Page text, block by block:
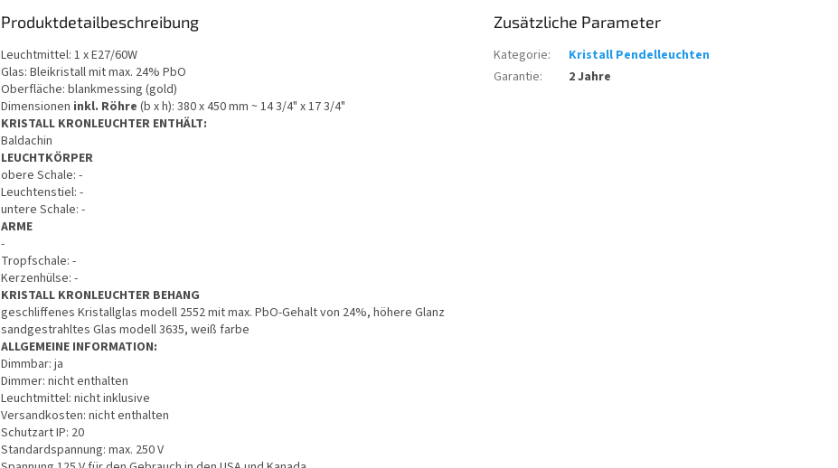
Produktdetailbeschreibung
Leuchtmittel: 1 x E27/60W
Glas: Bleikristall mit max. 24% PbO
Oberfläche: blankmessing (gold)
Dimensionen inkl. Röhre (b x h): 380 x 450 mm ~ 14 3/4" x 17 3/4"
KRISTALL KRONLEUCHTER ENTHÄLT:
Baldachin
LEUCHTKÖRPER
obere Schale: -
Leuchtenstiel: -
untere Schale: -
ARME
-
Tropfschale: -
Kerzenhülse: -
KRISTALL KRONLEUCHTER BEHANG
geschliffenes Kristallglas modell 2552 mit max. PbO-Gehalt von 24%, höhere Glanz
sandgestrahltes Glas modell 3635, weiß farbe
ALLGEMEINE INFORMATION:
Dimmbar: ja
Dimmer: nicht enthalten
Leuchtmittel: nicht inklusive
Versandkosten: nicht enthalten
Schutzart IP: 20
Standardspannung: max. 250 V
Zusätzliche Parameter
Kategorie:
Kristall Pendelleuchten
Garantie: 2 Jahre